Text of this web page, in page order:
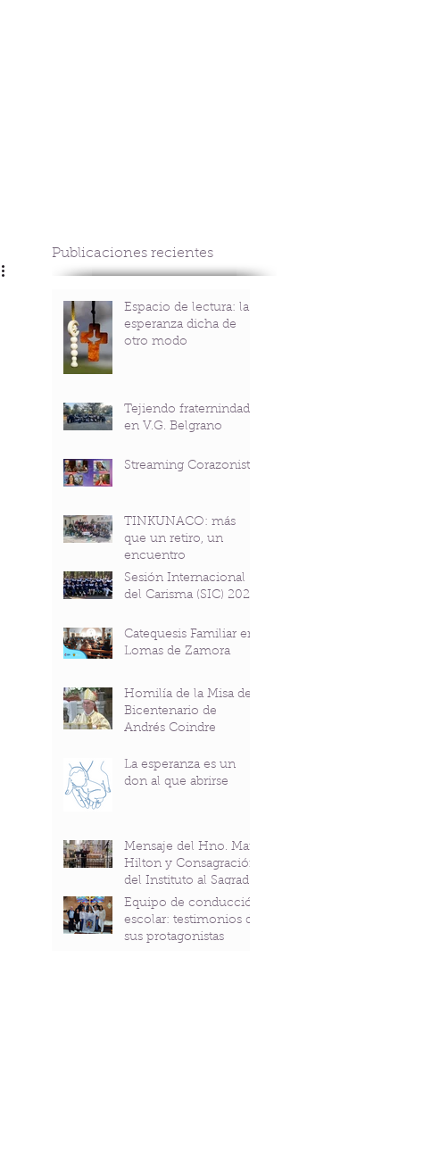
Publicaciones recientes
Espacio de lectura: la
esperanza dicha de
otro modo
Tejiendo fraternindad
en V.G. Belgrano
Streaming Corazonista
TINKUNACO: más
que un retiro, un
encuentro
Sesión Internacional
del Carisma (SIC) 2026
Catequesis Familiar en
Lomas de Zamora
Homilía de la Misa del
Bicentenario de
Andrés Coindre
La esperanza es un
don al que abrirse
Mensaje del Hno. Mark
Hilton y Consagración
del Instituto al Sagrado
Corazón en el
Bicentenario del P.
Andrés Coindre
Equipo de conducción
escolar: testimonios de
sus protagonistas